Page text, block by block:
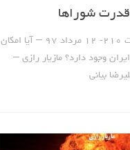
صدای کارگر سوسیالیست ۲۱۰- ۱۲ مرداد ۹۷ – آیا امکان
وجود دارد؟ مازیار رازی –
بیانی